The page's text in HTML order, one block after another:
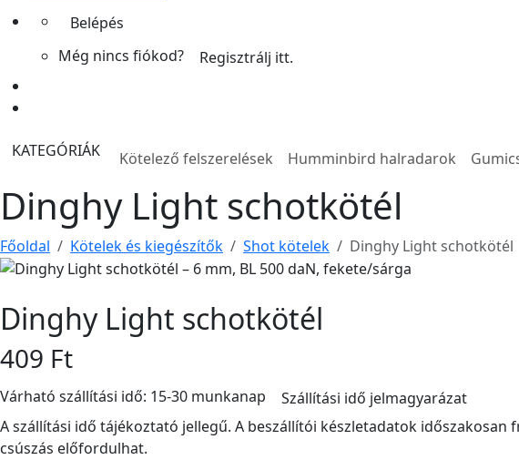
Belépés
Még nincs fiókod?
Regisztrálj itt.
KATEGÓRIÁK Kötelező felszerelések Humminbird halradarok
Dinghy Light schotkötél
Főoldal Kötelek és kiegészítők Shot kötelek Dinghy Light schotkötél
Dinghy Light schotkötél
409 Ft
Várható szállítási idő: 15-30 munkanap
Szállítási idő jelmagyarázat
A szállítási idő tájékoztató jellegű. A beszállítói készletadatok
csúszás előfordulhat.